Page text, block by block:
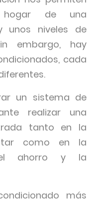
de una
unos niveles de
embargo, hay
cada
un sistema de
realizar una
tanto en la
como en la
el ahorro y la
más